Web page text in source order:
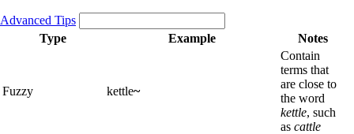
Advanced Tips
Type
Example Notes
Fuzzy kettle~
Contain
terms that
are close to
the word
kettle, such
as cattle